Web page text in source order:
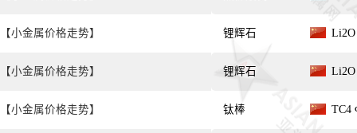
【小金属价格走势】
【小金属价格走势】
【小金属价格走势】
锂辉石
锂辉石
钛棒 TC4